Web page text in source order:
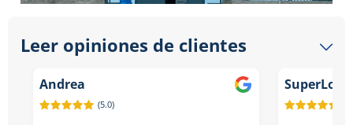
Leer opiniones de clientes
Andrea
(5.0)